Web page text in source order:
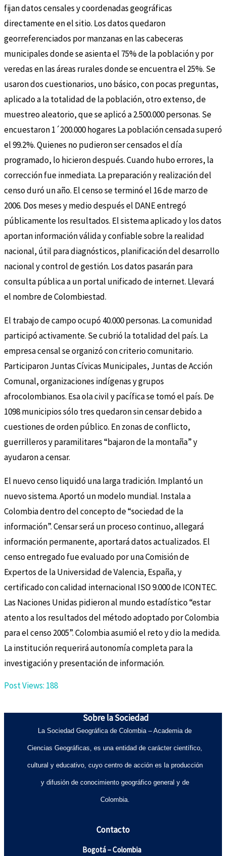
fijan datos censales y coordenadas geográficas
directamente en el sitio. Los datos quedaron
georreferenciados por manzanas en las cabeceras
municipales donde se asienta el 75% de la población y por
veredas en las áreas rurales donde se encuentra el 25%. Se
usaron dos cuestionarios, uno básico, con pocas preguntas,
aplicado a la totalidad de la población, otro extenso, de
muestreo aleatorio, que se aplicó a 2.500.000 personas. Se
encuestaron 1´200.000 hogares La población censada superó
el 99.2%. Quienes no pudieron ser censados el día
programado, lo hicieron después. Cuando hubo errores, la
corrección fue inmediata. La preparación y realización del
censo duró un año. El censo se terminó el 16 de marzo de
2006. Dos meses y medio después el DANE entregó
públicamente los resultados. El sistema aplicado y los datos
aportan información válida y confiable sobre la realidad
nacional, útil para diagnósticos, planificación del desarrollo
nacional y control de gestión. Los datos pasarán para
consulta pública a un portal unificado de internet. Llevará
el nombre de Colombiestad.
El trabajo de campo ocupó 40.000 personas. La comunidad
participó activamente. Se cubrió la totalidad del país. La
empresa censal se organizó con criterio comunitario.
Participaron Juntas Cívicas Municipales, Juntas de Acción
Comunal, organizaciones indígenas y grupos
afrocolombianos. Esa ola civil y pacífica se tomó el país. De
1098 municipios sólo tres quedaron sin censar debido a
cuestiones de orden público. En zonas de conflicto,
guerrilleros y paramilitares “bajaron de la montaña” y
ayudaron a censar.
El nuevo censo liquidó una larga tradición. Implantó un
nuevo sistema. Aportó un modelo mundial. Instala a
Colombia dentro del concepto de “sociedad de la
información”. Censar será un proceso continuo, allegará
información permanente, aportará datos actualizados. El
censo entregado fue evaluado por una Comisión de
Expertos de la Universidad de Valencia, España, y
certificado con calidad internacional ISO 9.000 de ICONTEC.
Las Naciones Unidas pidieron al mundo estadístico “estar
atento a los resultados del método adoptado por Colombia
para el censo 2005”. Colombia asumió el reto y dio la medida.
La institución requerirá autonomía completa para la
investigación y presentación de información.
Post Views: 188
Sobre la Sociedad
La Sociedad Geográfica de Colombia – Academia de
Ciencias Geográficas, es una entidad de carácter científico,
cultural y educativo, cuyo centro de acción es la producción
y difusión de conocimiento geográfico general y de
Colombia.
Contacto
Bogotá – Colombia